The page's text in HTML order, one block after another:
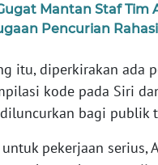
Mantan Staf Tim
Pencurian
itu, diperkirakan ada
kode pada Siri
bagi publik
untuk pekerjaan serius,